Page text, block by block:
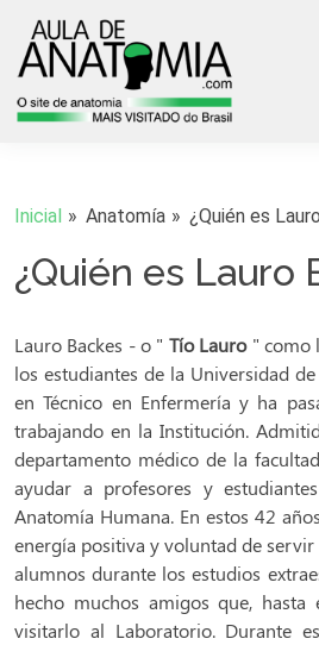
Inicial Anatomía ¿Quién es
¿Quién es Lauro
Lauro Backes - o " Tío Lauro " como
los estudiantes de la Universidad
en Técnico en Enfermería y ha
trabajando en la Institución.
departamento médico de la
ayudar a profesores y
Anatomía Humana. En estos 42
energía positiva y voluntad de
alumnos durante los estudios
hecho muchos amigos que,
visitarlo al Laboratorio. Durante